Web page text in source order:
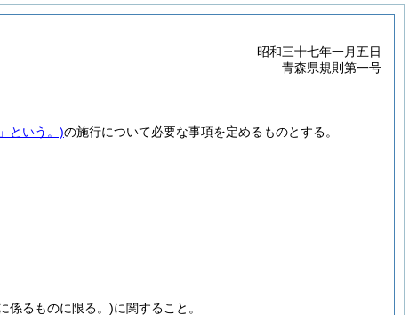
昭和三十七年一月五日
青森県規則第一号
という。)の施行について必要な事項を定めるものとする。
係るものに限る。)に関すること。